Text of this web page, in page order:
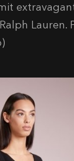
Lauren.